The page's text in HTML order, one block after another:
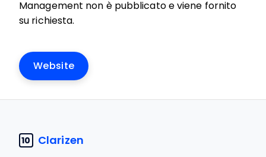
Management non è pubblicato e viene fornito
su richiesta.
Website
10 Clarizen